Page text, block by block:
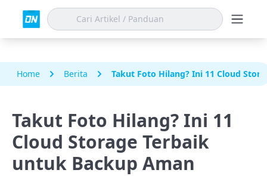
Home Berita Takut Foto Hilang? Ini 11 Cloud
Takut Foto Hilang? Ini 11
Cloud Storage Terbaik
untuk Backup Aman